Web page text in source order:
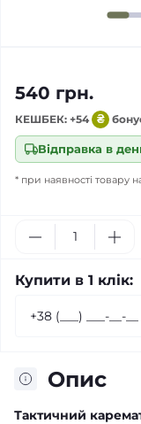
Відправка в
* при наявності товару
540 грн.
КЕШБЕК: +54 ₴
Купити в 1 клік:
Опис
Тактичний